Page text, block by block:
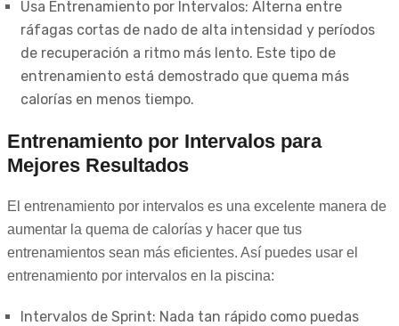
Usa Entrenamiento por Intervalos: Alterna entre
ráfagas cortas de nado de alta intensidad y períodos
de recuperación a ritmo más lento. Este tipo de
entrenamiento está demostrado que quema más
calorías en menos tiempo.
Entrenamiento por Intervalos para
Mejores Resultados
El entrenamiento por intervalos es una excelente manera de
aumentar la quema de calorías y hacer que tus
entrenamientos sean más eficientes. Así puedes usar el
entrenamiento por intervalos en la piscina:
Intervalos de Sprint: Nada tan rápido como puedas